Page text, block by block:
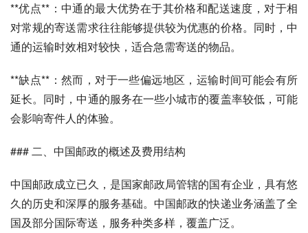
**优点**：中通的最大优势在于其价格和配送速度，对于相
对常规的寄送需求往往能够提供较为优惠的价格。同时，中
通的运输时效相对较快，适合急需寄送的物品。
**缺点**：然而，对于一些偏远地区，运输时间可能会有所
延长。同时，中通的服务在一些小城市的覆盖率较低，可能
会影响寄件人的体验。
### 二、中国邮政的概述及费用结构
中国邮政成立已久，是国家邮政局管辖的国有企业，具有悠
久的历史和深厚的服务基础。中国邮政的快递业务涵盖了全
国及部分国际寄送，服务种类多样，覆盖广泛。